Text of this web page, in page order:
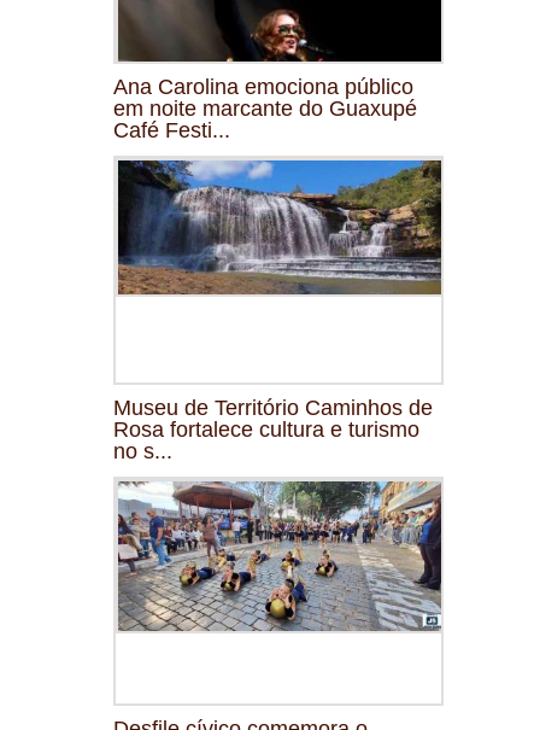
Ana Carolina emociona público
em noite marcante do Guaxupé
Café Festi...
Museu de Território Caminhos de
Rosa fortalece cultura e turismo
no s...